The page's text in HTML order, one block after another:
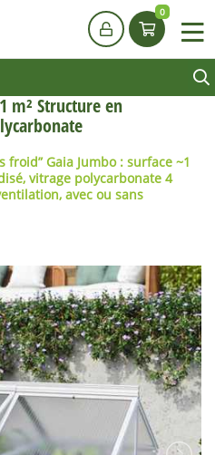
m² Structure en
froid” Gaia Jumbo : surface ~1
vitrage polycarbonate 4
avec ou sans
0